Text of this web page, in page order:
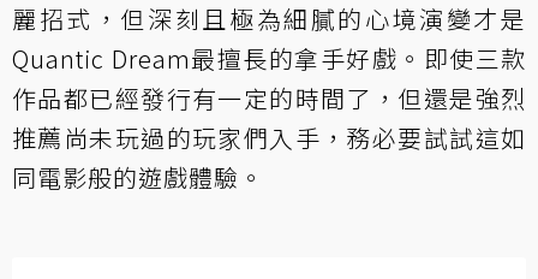
麗招式，但深刻且極為細膩的心境演變才是
Quantic Dream最擅長的拿手好戲。即使三款
作品都已經發行有一定的時間了，但還是強烈
推薦尚未玩過的玩家們入手，務必要試試這如
同電影般的遊戲體驗。